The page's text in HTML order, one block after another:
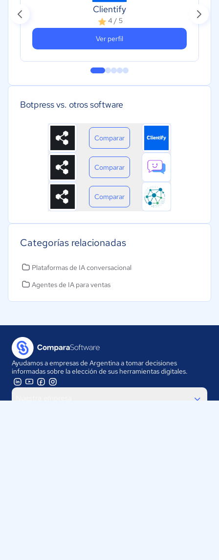
Clientify
4 / 5
Ver perfil
Botpress vs. otros software
Comparar
Comparar
Comparar
Categorías relacionadas
Plataformas de IA conversacional
Agentes de IA para ventas
Ayudamos a empresas de Argentina a tomar decisiones
informadas sobre la elección de sus herramientas digitales.